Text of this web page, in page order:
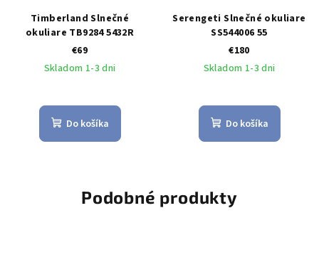
Timberland Slnečné
okuliare TB9284 5432R
€69
Skladom 1-3 dni
Do košíka
Serengeti Slnečné okuliare
SS544006 55
€180
Skladom 1-3 dni
Do košíka
Podobné produkty